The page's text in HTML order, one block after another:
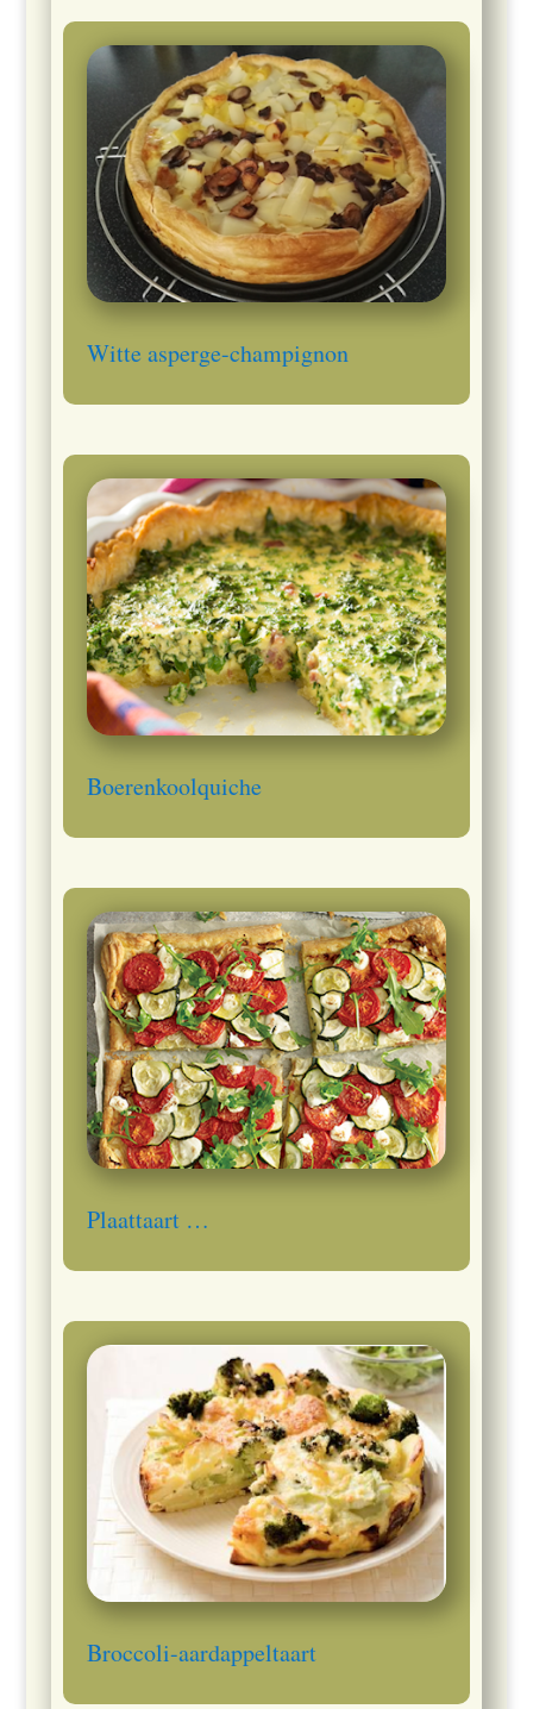
Witte asperge-champignon
Boerenkoolquiche
Plaattaart …
Broccoli-aardappeltaart